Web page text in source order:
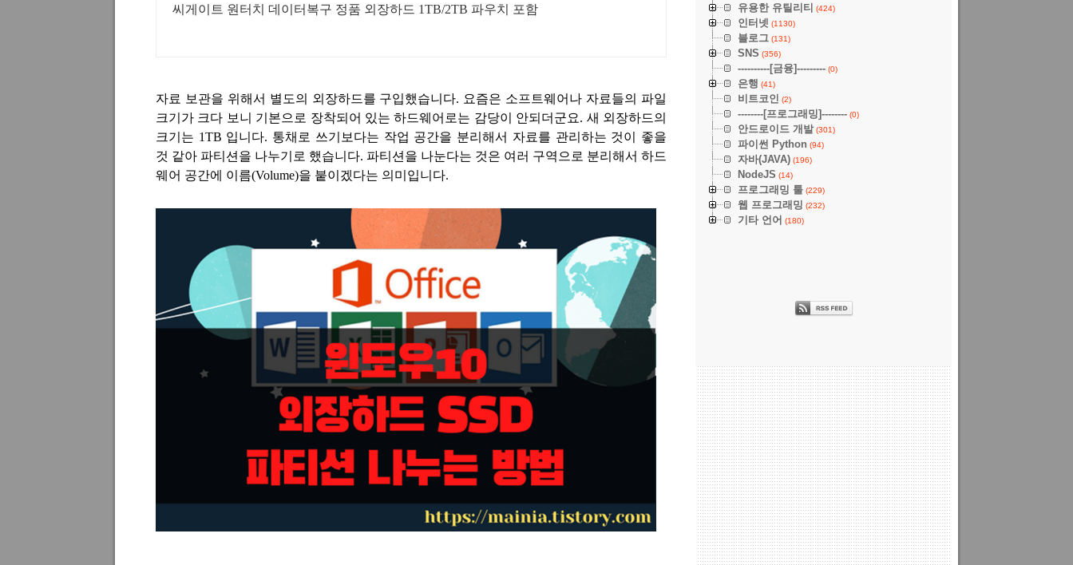
씨게이트 원터치 데이터복구 정품 외장하드 1TB/2TB 파우치 포함
자료 보관을 위해서 별도의 외장하드를 구입했습니다. 요즘은 소프트웨어나 자료들의 파일
크기가 크다 보니 기본으로 장착되어 있는 하드웨어로는 감당이 안되더군요. 새 외장하드의
크기는 1TB 입니다. 통채로 쓰기보다는 작업 공간을 분리해서 자료를 관리하는 것이 좋을
것 같아 파티션을 나누기로 했습니다. 파티션을 나눈다는 것은 여러 구역으로 분리해서 하드
웨어 공간에 이름(Volume)을 붙이겠다는 의미입니다.
유용한 유틸리티 (424)
인터넷 (1130)
블로그 (131)
SNS (356)
----------[금융]--------- (0)
은행 (41)
비트코인 (2)
--------[프로그래밍]-------- (0)
안드로이드 개발(301)
파이썬 Python (94)
자바(JAVA) (196)
NodeJS (14)
프로그래밍 툴 (229)
웹 프로그래밍 (232)
기타 언어 (180)